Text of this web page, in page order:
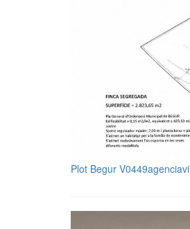
Plot Begur V0449agenciavi